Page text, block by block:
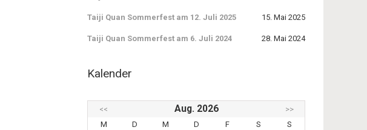
Taiji Quan Sommerfest am 12. Juli 2025 15. Mai 2025
Taiji Quan Sommerfest am 6. Juli 2024 28. Mai 2024
Kalender
<< Aug. 2026
>>
M
D M D F S
S